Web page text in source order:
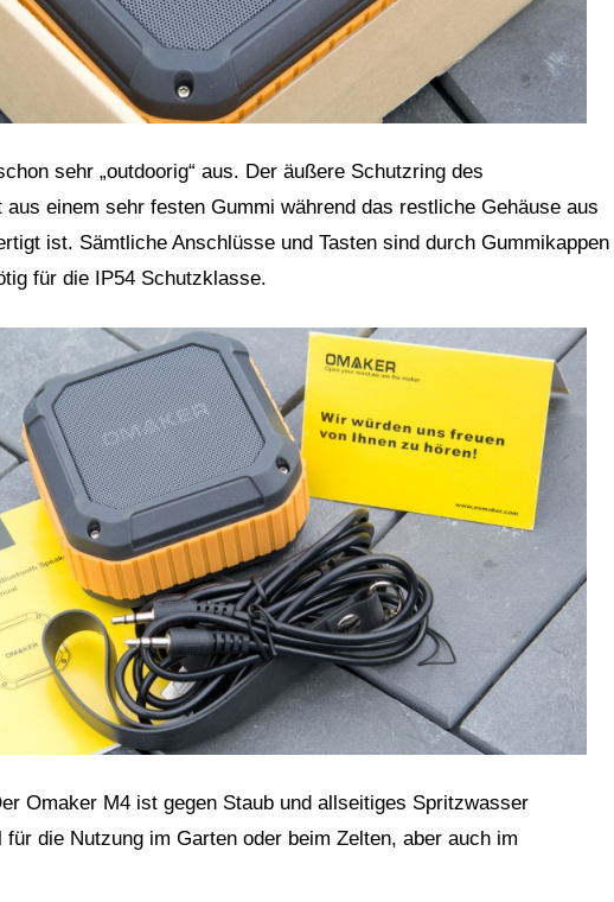
sehr „outdoorig“ aus. Der äußere Schutzring des
einem sehr festen Gummi während das restliche Gehäuse aus
ist. Sämtliche Anschlüsse und Tasten sind durch Gummikappen
für die IP54 Schutzklasse.
Omaker M4 ist gegen Staub und allseitiges Spritzwasser
die Nutzung im Garten oder beim Zelten, aber auch im